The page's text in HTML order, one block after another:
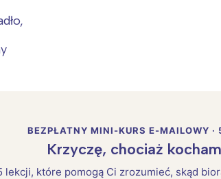
BEZPŁATNY MINI-KURS E-MAILOWY ·
Krzyczę, chociaż
lekcji, które pomogą Ci zrozumieć, skąd